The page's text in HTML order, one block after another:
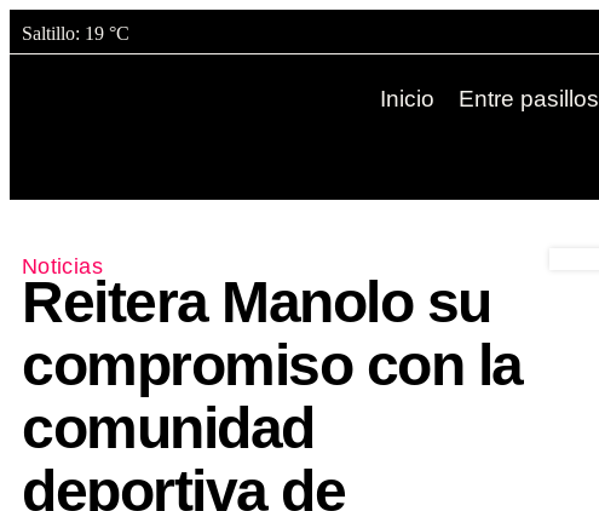
Saltillo: 19 °C
Inicio Entre pasillos
Noticias
Reitera Manolo su
compromiso con la
comunidad
deportiva de